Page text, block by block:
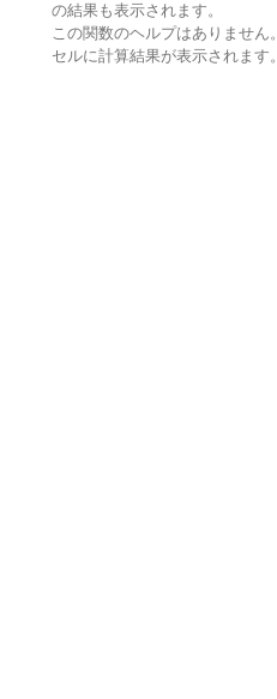
の結果も表示されます。
この関数のヘルプはありません。
セルに計算結果が表示されます。